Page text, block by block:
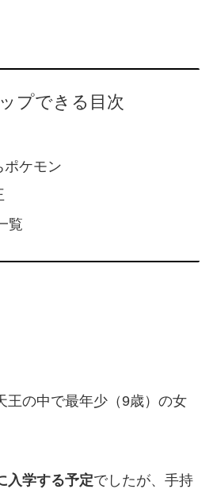
プできる目次
ポケモン
覧
王の中で最年少（9歳）の女
入学する予定でしたが、手持